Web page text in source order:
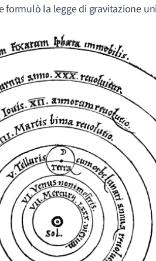
la legge di gravitazione